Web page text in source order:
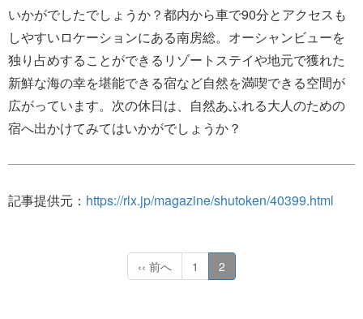
いかがでしたでしょうか？都内から車で90分とアクセスも
しやすいロケーションにある南房総。オーシャンビューを
独り占めすることができるリゾートステイや地元で獲れた
新鮮な海の幸を堪能できる宿など自然を満喫できる空間が
広がっています。次の休日は、自然あふれる大人のための
宿へ出かけてみてはいかがでしょうか？
記事提供元： https://rlx.jp/magazine/shutoken/40399.html
‹‹ 前へ 1 2